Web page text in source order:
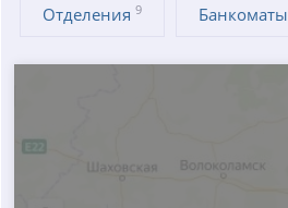
Отделения9 Банкоматы